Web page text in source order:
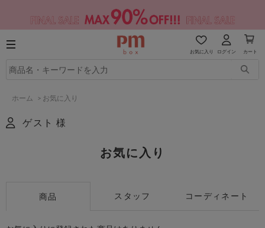
お気に入り ログイン カート
ホーム > お気に入り
ゲスト 様
お気に入り
商品 スタッフ コーディネート